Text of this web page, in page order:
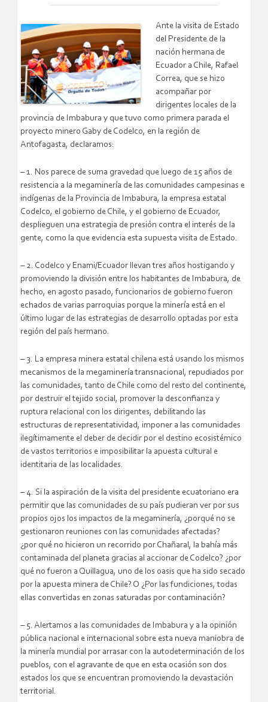
Ante l a visita de Estado
del Presidente de la
nación hermana de
Ecuador a Chile, Rafael
Correa, que se hizo
acompañar por
dirigentes locales de la
provincia de Imbabura y que tuvo como primera parada el
proyecto minero Gaby de Codelco, en la región de
Antofagasta, declaramos:
– 1. Nos parece de suma gravedad que luego de 15 años de
resistencia a la megaminería de las comunidades campesinas e
indígenas de la Provincia de Imbabura, la empresa estatal
Codelco, el gobierno de Chile, y el gobierno de Ecuador,
desplieguen una estrategia de presión contra el interés de la
gente, como la que evidencia esta supuesta visita de Estado.
– 2. Codelco y Enami/Ecuador llevan tres años hostigando y
promoviendo la división entre los habitantes de Imbabura, de
hecho, en agosto pasado, funcionarios de gobierno fueron
echados de varias parroquias porque la minería está en el
último lugar de las estrategias de desarrollo optadas por esta
región del país hermano.
– 3. La empresa minera estatal chilena está usando los mismos
mecanismos de la megaminería transnacional, repudiados por
las comunidades, tanto de Chile como del resto del continente,
por destruir el tejido social, promover la desconfianza y
ruptura relacional con los dirigentes, debilitando las
estructuras de representatividad, imponer a las comunidades
ilegítimamente el deber de decidir por el destino ecosistémico
de vastos territorios e imposibilitar la apuesta cultural e
identitaria de las localidades.
– 4. Si la aspiración de la visita del presidente ecuatoriano era
permitir que las comunidades de su país pudieran ver por sus
propios ojos los impactos de la megaminería, ¿porqué no se
gestionaron reuniones con las comunidades afectadas?
¿por qué no hicieron un recorrido por Chañaral, la bahía más
contaminada del planeta gracias al accionar de Codelco? ¿por
qué no fueron a Quillagua, uno de los oasis que ha sido secado
por la apuesta minera de Chile? O ¿Por las fundiciones, todas
ellas convertidas en zonas saturadas por contaminación?
– 5. Alertamos a las comunidades de Imbabura y a la opinión
pública nacional e internacional sobre esta nueva maniobra de
la minería mundial por arrasar con la autodeterminación de los
pueblos, con el agravante de que en esta ocasión son dos
estados los que se encuentran promoviendo la devastación
territorial.